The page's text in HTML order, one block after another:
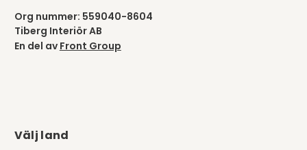
Org nummer: 559040-8604
Tiberg Interiör AB
En del av Front Group
Välj land